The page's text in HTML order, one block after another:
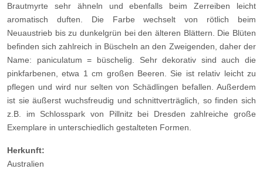
Brautmyrte sehr ähneln und ebenfalls beim Zerreiben leicht
aromatisch duften. Die Farbe wechselt von rötlich beim
Neuaustrieb bis zu dunkelgrün bei den älteren Blättern. Die Blüten
befinden sich zahlreich in Büscheln an den Zweigenden, daher der
Name: paniculatum = büschelig. Sehr dekorativ sind auch die
pinkfarbenen, etwa 1 cm großen Beeren. Sie ist relativ leicht zu
pflegen und wird nur selten von Schädlingen befallen. Außerdem
ist sie äußerst wuchsfreudig und schnittverträglich, so finden sich
z.B. im Schlosspark von Pillnitz bei Dresden zahlreiche große
Exemplare in unterschiedlich gestalteten Formen.
Herkunft:
Australien